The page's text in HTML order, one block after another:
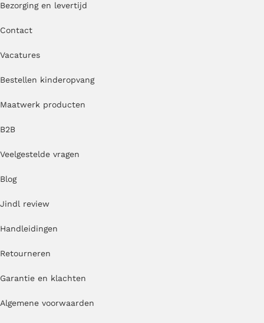
Bezorging en levertijd
Contact
Vacatures
Bestellen kinderopvang
Maatwerk producten
B2B
Veelgestelde vragen
Blog
Jindl review
Handleidingen
Retourneren
Garantie en klachten
Algemene voorwaarden